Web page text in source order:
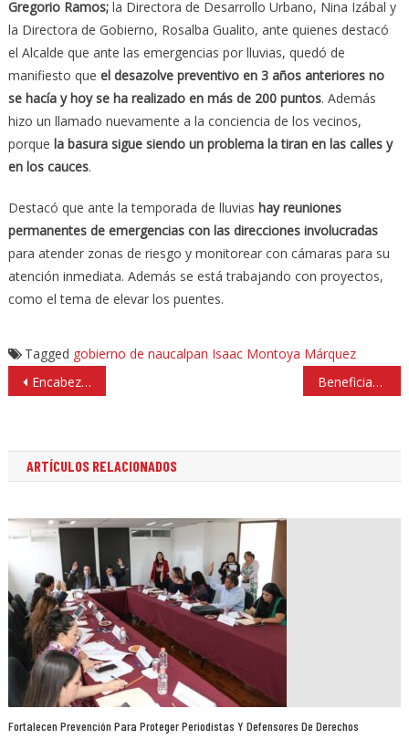
Gregorio Ramos;la Directora de Desarrollo Urbano, Nina Izábal y
la Directora de Gobierno, Rosalba Gualito, ante quienes destacó
el Alcalde que ante las emergencias por lluvias, quedó de
manifiesto que el desazolve preventivo en 3 años anteriores no
se hacía y hoy se ha realizado en más de 200 puntos. Además
hizo un llamado nuevamente a la conciencia de los vecinos,
porque la basura sigue siendo un problema la tiran en las calles y
en los cauces.
Destacó que ante la temporada de lluvias hay reuniones
permanentes de emergencias con las direcciones involucradas
para atender zonas de riesgo y monitorear con cámaras para su
atención inmediata. Además se está trabajando con proyectos,
como el tema de elevar los puentes.
Tagged gobierno de naucalpan Isaac Montoya Márquez
Navegación
de
Encabeza alcaldesa de Huixquilucan rankings de 4 encuestadoras Benefician a 6 comunidades con rehabilitación de canchas en Someyucan, Naucalpan
ARTÍCULOS RELACIONADOS
Fortalecen Prevención Para Proteger Periodistas Y Defensores De Derechos